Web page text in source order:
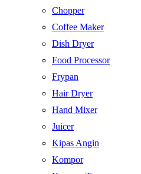
Chopper
Coffee Maker
Dish Dryer
Food Processor
Frypan
Hair Dryer
Hand Mixer
Juicer
Kipas Angin
Kompor